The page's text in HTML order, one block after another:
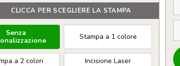
CLICCA PER SCEGLIERE LA STAMPA
Senza
Stampa a 1 colore
a 2 colori Incisione Laser